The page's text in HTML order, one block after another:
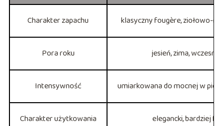
Charakter zapachu klasyczny fougère, ziołowo-
Pora roku jesień, zima, wczesna
Intensywność umiarkowana do mocnej w
Charakter użytkowania elegancki, bardziej